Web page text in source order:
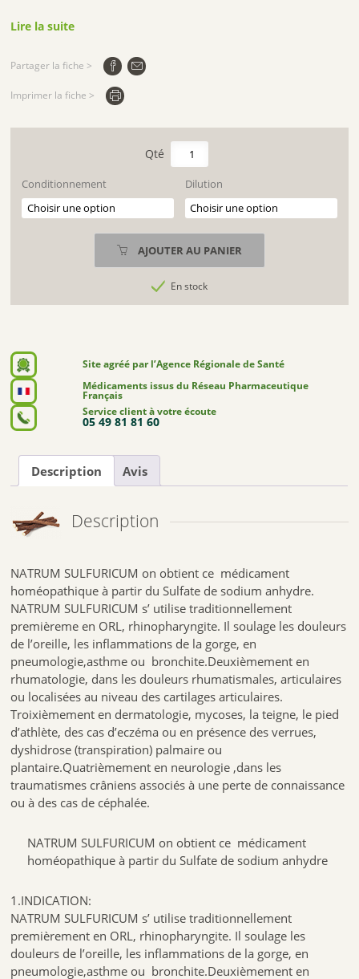
Troixièmement en dermatologie, mycoses, la teigne, le pied d’athlète,
des cas d’eczéma ou en présence des verrues, dyshidrose
,dans les traumatismes crâniens associés à une perte de connaissance
ou à des cas de céphalée.
Lire la suite
Partager la fiche >
Imprimer la fiche >
Conditionnement Dilution
quantité
de
NATRUM
SULFURICUM
AJOUTER AU PANIER
En stock
Site agréé par l’Agence Régionale de Santé
Médicaments issus du Réseau Pharmaceutique
Français
Service client à votre écoute
05 49 81 81 60
Description Avis
Description
NATRUM SULFURICUM on obtient ce médicament
homéopathique à partir du Sulfate de sodium anhydre.
NATRUM SULFURICUM s’ utilise traditionnellement
premièreme en ORL, rhinopharyngite. Il soulage les douleurs
de l’oreille, les inflammations de la gorge, en
pneumologie,asthme ou bronchite.Deuxièmement en
rhumatologie, dans les douleurs rhumatismales, articulaires
ou localisées au niveau des cartilages articulaires.
Troixièmement en dermatologie, mycoses, la teigne, le pied
d’athlète, des cas d’eczéma ou en présence des verrues,
dyshidrose (transpiration) palmaire ou
plantaire.Quatrièmement en neurologie ,dans les
traumatismes crâniens associés à une perte de connaissance
ou à des cas de céphalée.
NATRUM SULFURICUM on obtient ce médicament
homéopathique à partir du Sulfate de sodium anhydre
1.INDICATION:
NATRUM SULFURICUM s’ utilise traditionnellement
premièrement en ORL, rhinopharyngite. Il soulage les
douleurs de l’oreille, les inflammations de la gorge, en
pneumologie,asthme ou bronchite.Deuxièmement en